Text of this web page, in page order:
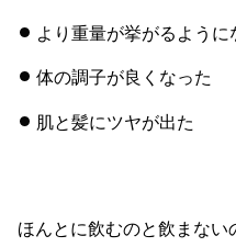
より重量が挙がるように
体の調子が良くなった
肌と髪にツヤが出た
ほんとに飲むのと飲まない